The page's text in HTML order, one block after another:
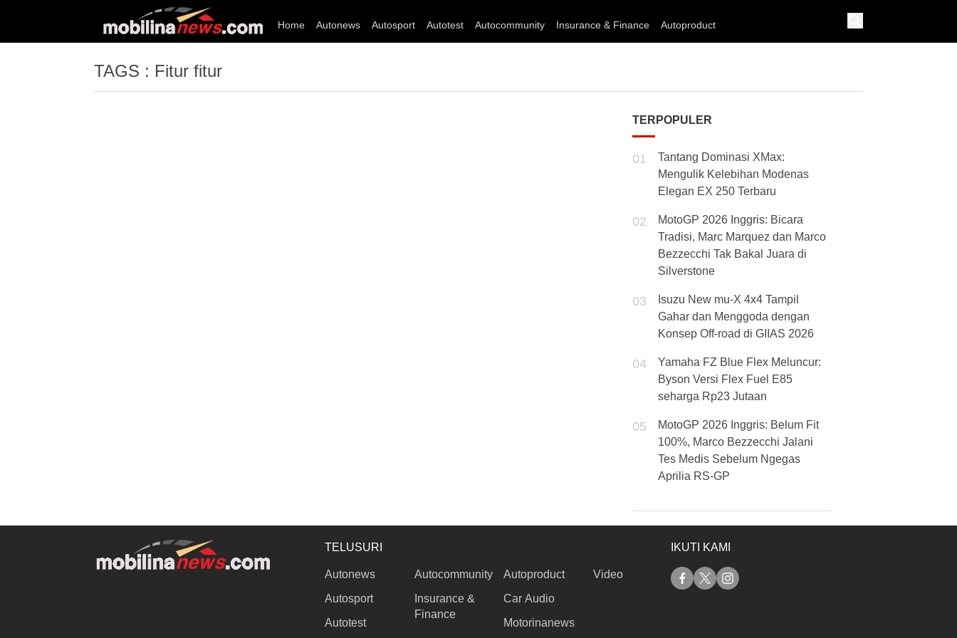
Home Autonews Autosport Autotest Autocommunity Insurance & Finance Autoproduct
TAGS : Fitur fitur
TERPOPULER
01
Tantang Dominasi XMax:
Mengulik Kelebihan Modenas
Elegan EX 250 Terbaru
02
MotoGP 2026 Inggris: Bicara
Tradisi, Marc Marquez dan Marco
Bezzecchi Tak Bakal Juara di
Silverstone
03
Isuzu New mu-X 4x4 Tampil
Gahar dan Menggoda dengan
Konsep Off-road di GIIAS 2026
04
Yamaha FZ Blue Flex Meluncur:
Byson Versi Flex Fuel E85
seharga Rp23 Jutaan
05
MotoGP 2026 Inggris: Belum Fit
100%, Marco Bezzecchi Jalani
Tes Medis Sebelum Ngegas
Aprilia RS-GP
TELUSURI
Autonews
Autosport
Autotest
Autocommunity
Insurance &
Finance
Autoproduct
Car Audio
Motorinanews
Video
IKUTI KAMI